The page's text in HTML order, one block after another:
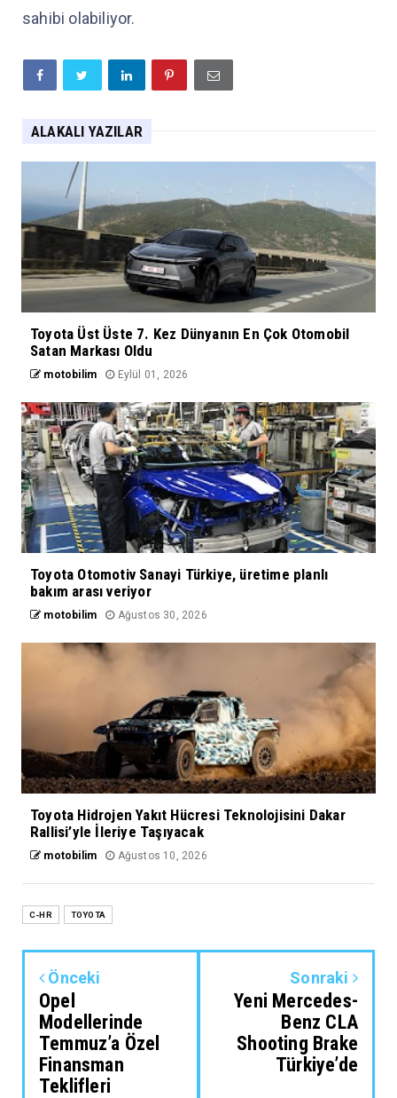
sahibi olabiliyor.
ALAKALI YAZILAR
Toyota Üst Üste 7. Kez Dünyanın En Çok Otomobil
Satan Markası Oldu
motobilim Eylül 01, 2026
Toyota Otomotiv Sanayi Türkiye, üretime planlı
bakım arası veriyor
motobilim Ağustos 30, 2026
Toyota Hidrojen Yakıt Hücresi Teknolojisini Dakar
Rallisi’yle İleriye Taşıyacak
motobilim Ağustos 10, 2026
C-HR TOYOTA
Önceki
Opel
Modellerinde
Temmuz’a Özel
Finansman
Teklifleri
Sonraki
Yeni Mercedes-
Benz CLA
Shooting Brake
Türkiye’de